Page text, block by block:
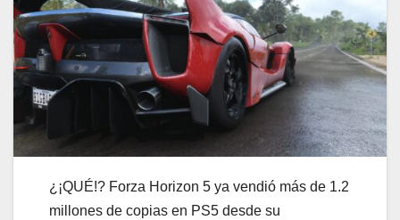
¿¡QUÉ!? Forza Horizon 5 ya vendió más de 1.2
millones de copias en PS5 desde su